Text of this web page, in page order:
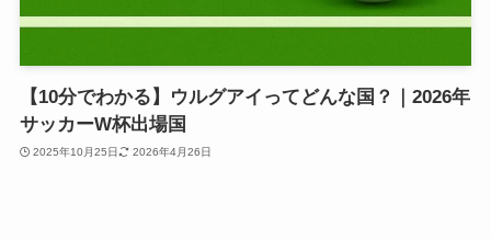
【10分でわかる】ウルグアイってどんな国？｜2026年
サッカーW杯出場国
2025年10月25日 2026年4月26日